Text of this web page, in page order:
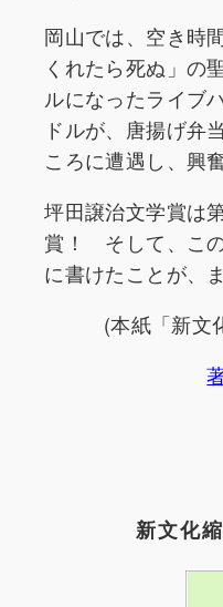
岡山では、空き時
くれたら死ぬ」の
ルになったライブ
ドルが、唐揚げ弁
ころに遭遇し、興
坪田譲治文学賞は
賞！ そして、こ
に書けたことが、
(本紙「新文
新文化